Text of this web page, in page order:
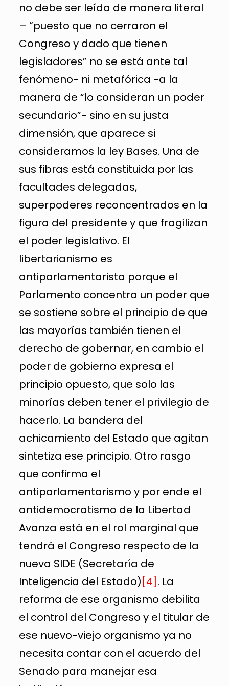
no debe ser leída de manera literal
– “puesto que no cerraron el
Congreso y dado que tienen
legisladores” no se está ante tal
fenómeno- ni metafórica -a la
manera de “lo consideran un poder
secundario”- sino en su justa
dimensión, que aparece si
consideramos la ley Bases. Una de
sus fibras está constituida por las
facultades delegadas,
superpoderes reconcentrados en la
figura del presidente y que fragilizan
el poder legislativo. El
libertarianismo es
antiparlamentarista porque el
Parlamento concentra un poder que
se sostiene sobre el principio de que
las mayorías también tienen el
derecho de gobernar, en cambio el
poder de gobierno expresa el
principio opuesto, que solo las
minorías deben tener el privilegio de
hacerlo. La bandera del
achicamiento del Estado que agitan
sintetiza ese principio. Otro rasgo
que confirma el
antiparlamentarismo y por ende el
antidemocratismo de la Libertad
Avanza está en el rol marginal que
tendrá el Congreso respecto de la
nueva SIDE (Secretaría de
Inteligencia del Estado) [4] . La
reforma de ese organismo debilita
el control del Congreso y el titular de
ese nuevo-viejo organismo ya no
necesita contar con el acuerdo del
Senado para manejar esa